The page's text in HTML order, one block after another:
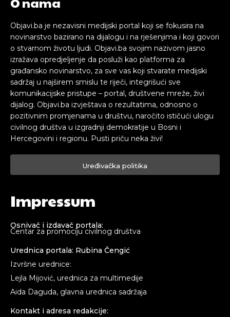
Objavi.ba je nezavisni medijski portal koji se fokusira na
novinarstvo bazirano na dijalogu i na rješenjima i koji govori
o stvarnom životu ljudi. Objavi.ba svojim nazivom jasno
izražava opredjeljenje da posluži kao platforma za
građansko novinarstvo, za sve vas koji stvarate medijski
sadržaj u najširem smislu te riječi, integrišući sve
komunikacijske pristupe – portal, društvene mreže, živi
dijalog. Objavi.ba izvještava o rezultatima, odnosno o
pozitivnim promjenama u društvu, naročito ističući ulogu
civilnog društva u izgradnji demokratije u Bosni i
Hercegovini i regionu. Pusti priču neka živi!
Uređivačka politika
Impressum
Osnivač i izdavač portala:
Centar za promociju civilnog društva
Urednica portala: Rubina Čengić
Izvršne urednice:
Lejla Mijović, urednica za multimedije
Aida Daguda, glavna urednica sadržaja
Kontakt i adresa redakcije: